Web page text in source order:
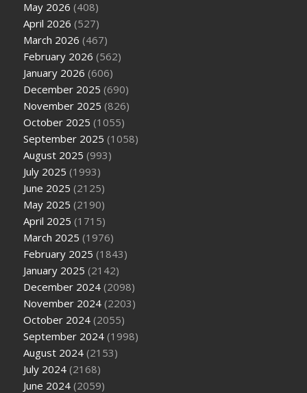
May 2026 (408)
April 2026 (527)
March 2026 (467)
February 2026 (562)
January 2026 (606)
December 2025 (690)
November 2025 (826)
October 2025 (1055)
September 2025 (1058)
August 2025 (993)
July 2025 (1993)
June 2025 (2125)
May 2025 (2190)
April 2025 (1715)
March 2025 (1976)
February 2025 (1843)
January 2025 (2142)
December 2024 (2098)
November 2024 (2203)
October 2024 (2055)
September 2024 (1998)
August 2024 (2153)
July 2024 (2168)
June 2024 (2059)